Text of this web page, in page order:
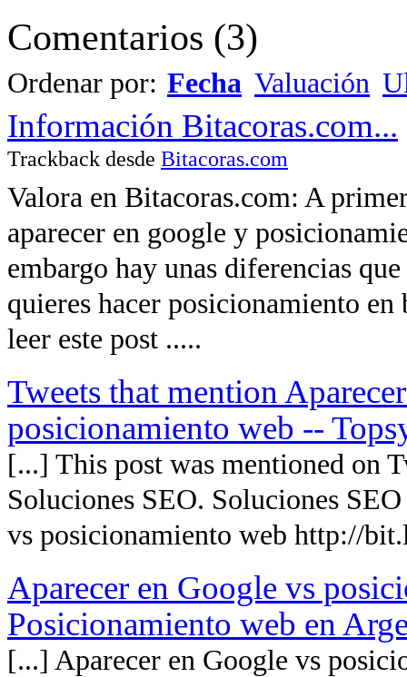
Comentarios (3)
Ordenar por: Fecha Valuación
Información Bitacoras.com...
Trackback desde Bitacoras.com
Valora en Bitacoras.com: A
aparecer en google y
embargo hay unas diferencias
quieres hacer posicionamiento en
leer este post .....
Tweets that mention
posicionamiento web --
[...] This post was mentioned on
Soluciones SEO. Soluciones
vs posicionamiento web http://
Aparecer en Google vs
Posicionamiento web en
[...] Aparecer en Google vs